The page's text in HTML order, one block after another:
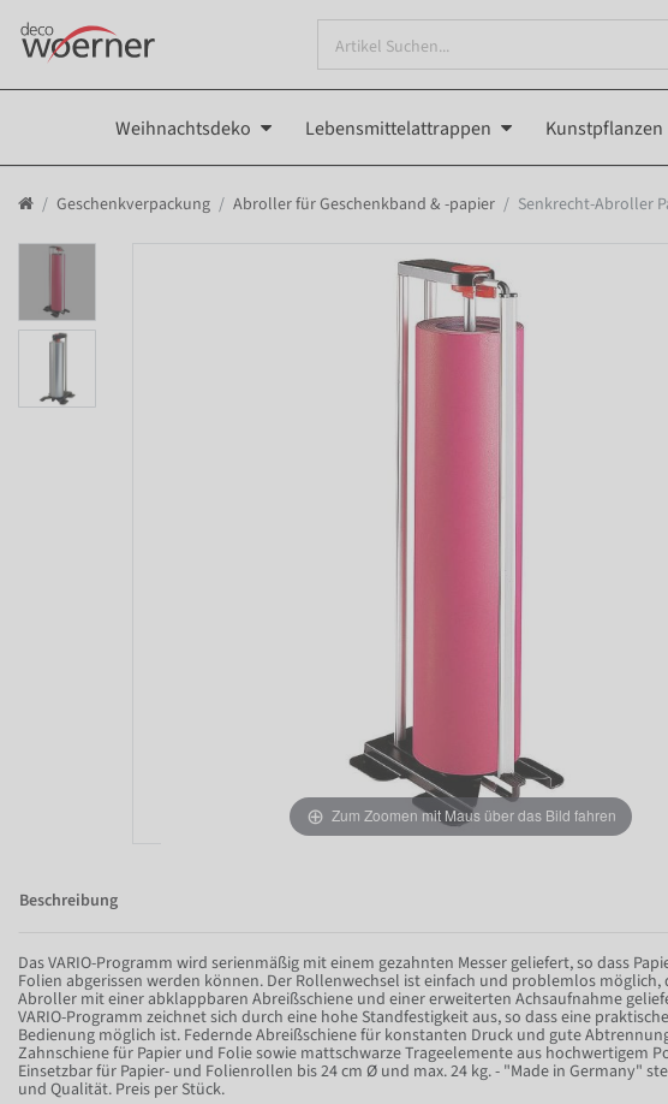
Weihnachtsdeko Lebensmittelattrappen Kunstpflanzen
Geschenkverpackung Abroller für Geschenkband & -papier Senkrecht-Abroller
Zum Zoomen mit Maus über das Bild fahren
Beschreibung
Das VARIO-Programm wird serienmäßig mit einem gezahnten Messer geliefert, so dass
Folien abgerissen werden können. Der Rollenwechsel ist einfach und problemlos möglich,
Abroller mit einer abklappbaren Abreißschiene und einer erweiterten Achsaufnahme
VARIO-Programm zeichnet sich durch eine hohe Standfestigkeit aus, so dass eine
Bedienung möglich ist. Federnde Abreißschiene für konstanten Druck und gute
Zahnschiene für Papier und Folie sowie mattschwarze Trageelemente aus hochwertigem
Einsetzbar für Papier- und Folienrollen bis 24 cm Ø und max. 24 kg. - "Made in Germany"
und Qualität. Preis per Stück.